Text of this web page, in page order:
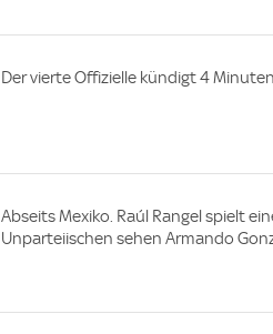
Der vierte Offizielle kündigt 4
Abseits Mexiko. Raúl Rangel spielt
Unparteiischen sehen Armando